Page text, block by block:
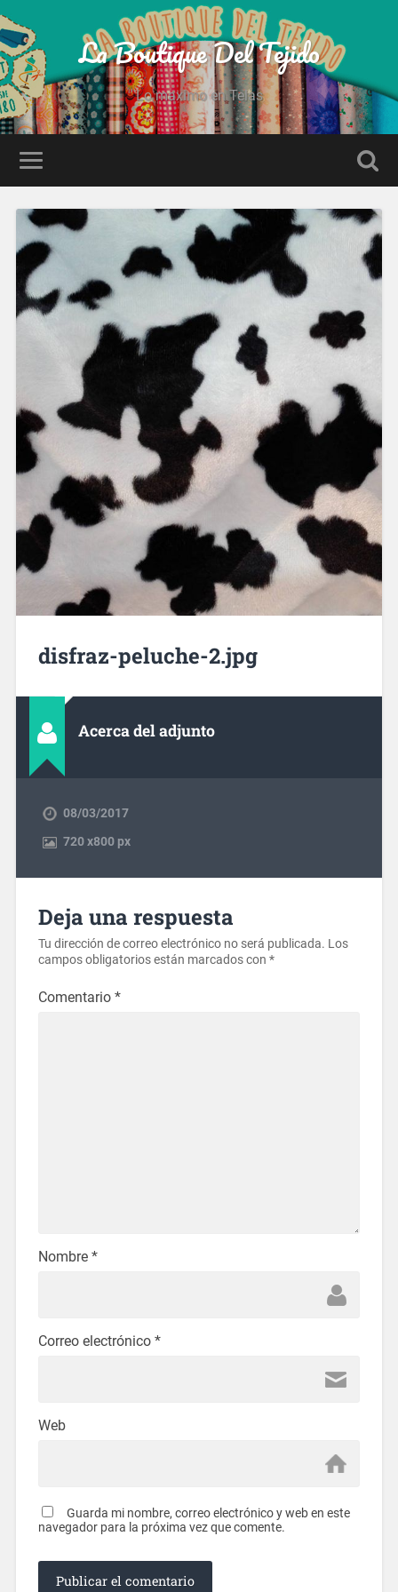
La Boutique Del Tejido
Lo maximo en Telas
disfraz-peluche-2.jpg
Acerca del adjunto
08/03/2017
720x800 px
Deja una respuesta
Tu dirección de correo electrónico no será publicada. Los
campos obligatorios están marcados con *
Comentario *
Nombre *
Correo electrónico *
Web
Guarda mi nombre, correo electrónico y web en este
navegador para la próxima vez que comente.